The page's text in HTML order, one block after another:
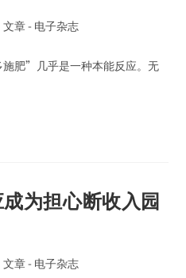
文章 - 电子杂志
肥”几乎是一种本能反应。无
为担心断收入园
文章 - 电子杂志